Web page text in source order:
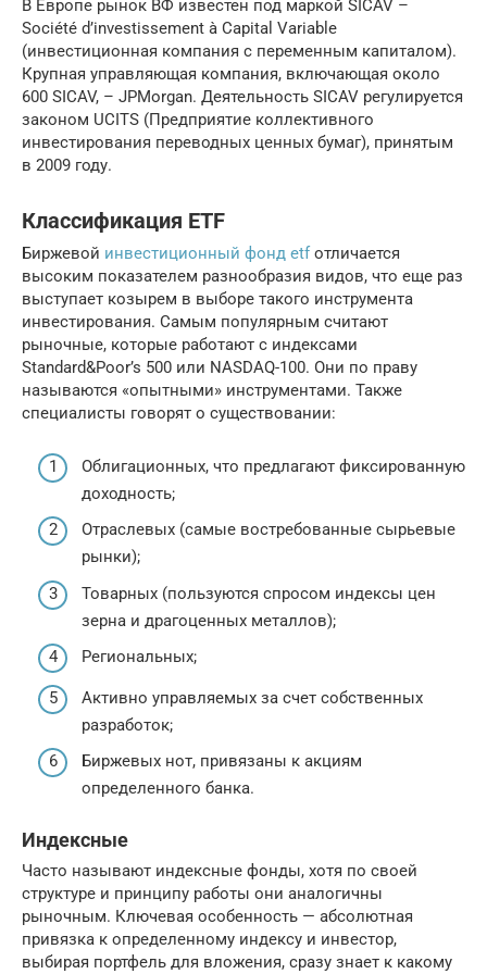
В Европе рынок ВФ известен под маркой SICAV –
Société d’investissement à Capital Variable
(инвестиционная компания с переменным капиталом).
Крупная управляющая компания, включающая около
600 SICAV, – JPMorgan. Деятельность SICAV регулируется
законом UCITS (Предприятие коллективного
инвестирования переводных ценных бумаг), принятым
в 2009 году.
Классификация ETF
Биржевой инвестиционный фонд etfотличается
высоким показателем разнообразия видов, что еще раз
выступает козырем в выборе такого инструмента
инвестирования. Самым популярным считают
рыночные, которые работают с индексами
Standard&Poor’s 500 или NASDAQ-100. Они по праву
называются «опытными» инструментами. Также
специалисты говорят о существовании:
Облигационных, что предлагают фиксированную
доходность;
Отраслевых (самые востребованные сырьевые
рынки);
Товарных (пользуются спросом индексы цен
зерна и драгоценных металлов);
Региональных;
Активно управляемых за счет собственных
разработок;
Биржевых нот, привязаны к акциям
определенного банка.
Индексные
Часто называют индексные фонды, хотя по своей
структуре и принципу работы они аналогичны
рыночным. Ключевая особенность — абсолютная
привязка к определенному индексу и инвестор,
выбирая портфель для вложения, сразу знает к какому